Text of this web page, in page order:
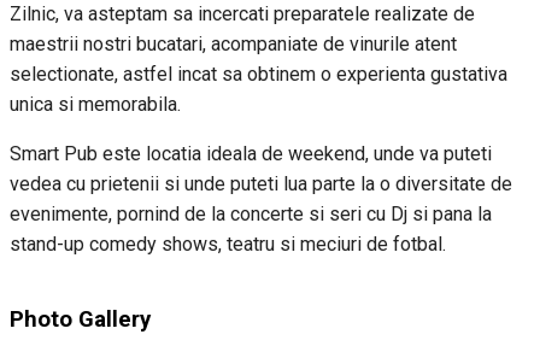
Zilnic, va asteptam sa incercati preparatele realizate de
maestrii nostri bucatari, acompaniate de vinurile atent
selectionate, astfel incat sa obtinem o experienta gustativa
unica si memorabila.
Smart Pub este locatia ideala de weekend, unde va puteti
vedea cu prietenii si unde puteti lua parte la o diversitate de
evenimente, pornind de la concerte si seri cu Dj si pana la
stand-up comedy shows, teatru si meciuri de fotbal.
Photo Gallery